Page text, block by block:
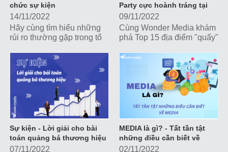
chức sự kiện
14/11/2022
Hãy cùng tìm hiểu những
rủi ro thường gặp trong tổ
pháp dự phòng tránh, giảm
tối đa ảnh hưởng tiêu cực
lên hình ảnh và chiến lược
truyền thông của doanh
nghiệp.
Party cực hoành tráng tại
Hà Nội
09/11/2022
Cùng Wonder Media khám
phá Top 15 địa điểm "quẩy"
tráng tại Hà Nội nhé!
Sự kiện - Lời giải cho bài
toán quảng bá thương hiệu
07/11/2022
MEDIA là gì? - Tất tần tật
những điều cần biết về
Media
02/11/2022